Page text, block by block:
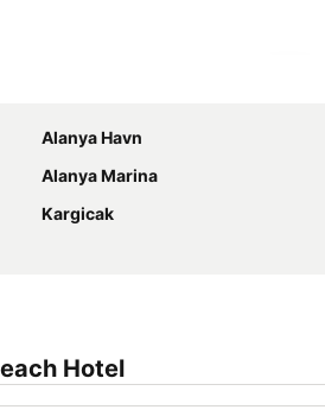
Alanya Havn
Alanya Marina
Kargicak
Hotel